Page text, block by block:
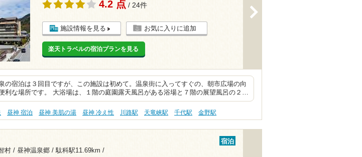
4.2 点 / 24件
施設情報を見る お気に入りに追加
楽天トラベルの宿泊プランを見る
の宿泊は３回目ですが、この施設は初めて。温泉街に入ってすぐの、朝市広場の向
利な場所です。 大浴場は、１階の庭園露天風呂がある浴場と７階の展望風呂の２…
昼神 宿泊 昼神 美肌の湯 昼神 冷え性 川路駅 天竜峡駅 千代駅 金野駅
村 / 昼神温泉郷 /駄科駅11.69km /
宿泊